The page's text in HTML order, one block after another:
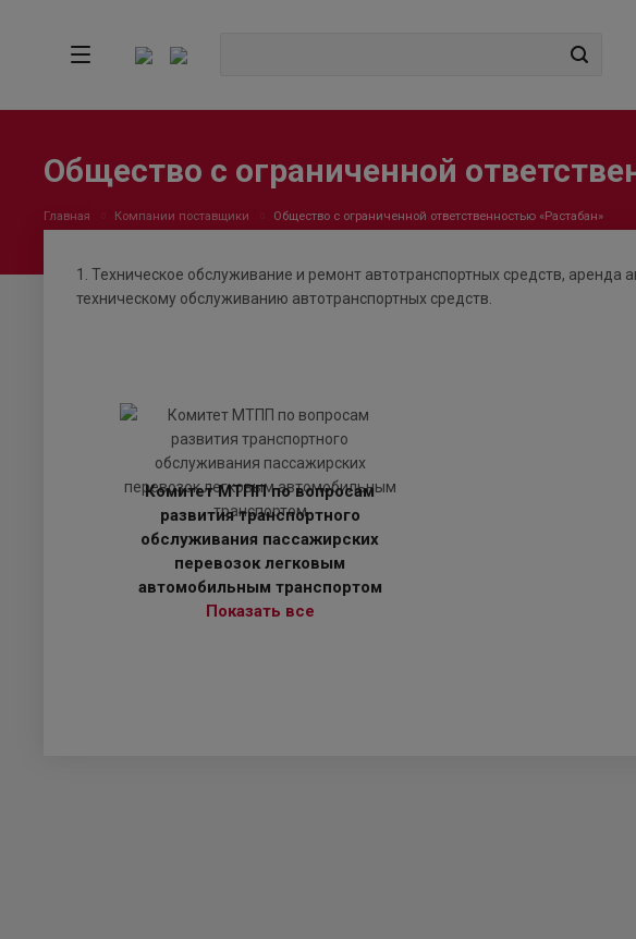
Общество с ограниченной
Главная Компании поставщики Общество с ограниченной ответственностью «Растабан»
1. Техническое обслуживание и ремонт автотранспортных средств, аренда
техническому обслуживанию автотранспортных средств.
Комитет МТПП по вопросам
развития транспортного
обслуживания пассажирских
перевозок легковым
автомобильным транспортом
Показать все